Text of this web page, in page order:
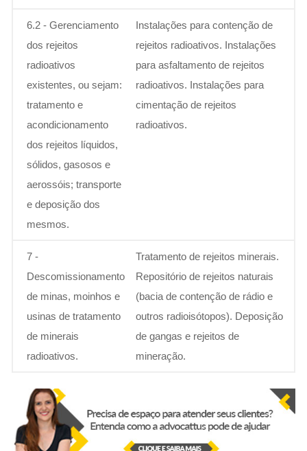
6.2 - Gerenciamento
dos rejeitos
radioativos
existentes, ou sejam:
tratamento e
acondicionamento
dos rejeitos líquidos,
sólidos, gasosos e
aerossóis; transporte
e deposição dos
mesmos.
Instalações para contenção de
rejeitos radioativos. Instalações
para asfaltamento de rejeitos
radioativos. Instalações para
cimentação de rejeitos
radioativos.
7 -
Descomissionamento
de minas, moinhos e
usinas de tratamento
de minerais
radioativos.
Tratamento de rejeitos minerais.
Repositório de rejeitos naturais
(bacia de contenção de rádio e
outros radioisótopos). Deposição
de gangas e rejeitos de
mineração.